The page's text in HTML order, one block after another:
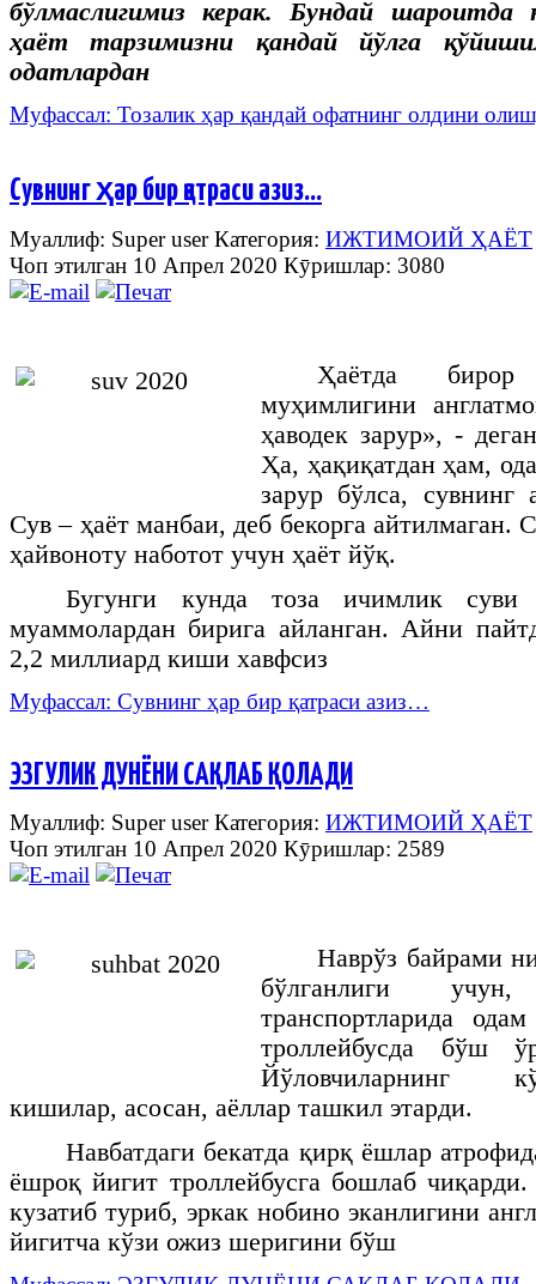
бўлмаслигимиз керак. Бундай
ҳаёт тарзимизни қандай йўлга
одатлардан
Муфассал: Тозалик ҳар қандай офатнинг олдини
Сувнинг ҳар бир қатраси азиз…
Муаллиф: Super userКатегория: ИЖТИМОИЙ ҲАЁТ
Чоп этилган 10 Апрел 2020 Кӯришлар: 3080
Ҳаётда
муҳимлигини
ҳаводек зарур», -
Ҳа, ҳақиқатдан ҳам,
зарур бўлса,
Сув – ҳаёт манбаи, деб бекорга айтилмаган.
ҳайвоноту наботот учун ҳаёт йўқ.
Бугунги кунда тоза ичимлик суви
муаммолардан бирига айланган. Айни
2,2 миллиард киши хавфсиз
Муфассал: Сувнинг ҳар бир қатраси азиз…
ЭЗГУЛИК ДУНЁНИ САҚЛАБ ҚОЛАДИ
Муаллиф: Super userКатегория: ИЖТИМОИЙ ҲАЁТ
Чоп этилган 10 Апрел 2020 Кӯришлар: 2589
Наврўз байрами
бўлганлиги
транспортларида
троллейбусда бўш
Йўловчиларнинг
кишилар, асосан, аёллар ташкил этарди.
Навбатдаги бекатда қирқ ёшлар
ёшроқ йигит троллейбусга бошлаб
кузатиб туриб, эркак нобино эканлигини
йигитча кўзи ожиз шеригини бўш